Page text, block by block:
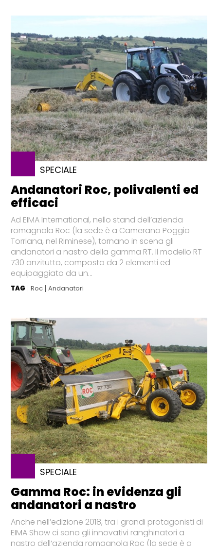
SPECIALE
Andanatori Roc, polivalenti ed
efficaci
Ad EIMA International, nello stand dell’azienda
romagnola Roc (la sede è a Camerano Poggio
Torriana, nel Riminese), tornano in scena gli
andanatori a nastro della gamma RT. Il modello RT
730 anzitutto, composto da 2 elementi ed
equipaggiato da un...
TAG Roc Andanatori
SPECIALE
Gamma Roc: in evidenza gli
andanatori a nastro
Anche nell’edizione 2018, tra i grandi protagonisti di
EIMA Show ci sono gli innovativi ranghinatori a
nastro dell’azienda romagnola Roc (la sede è a